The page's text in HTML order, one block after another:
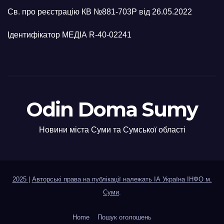
Св. про реєстрацію КВ №881-703Р від 26.05.2022
Ідентифікатор МЕДІА R-40-02241
Odin Doma Sumy
Новини міста Суми та Сумської області
2025 | Авторські права на публікації належать ІА Україна ІНФО м.
Суми
Home Пошук оголошень